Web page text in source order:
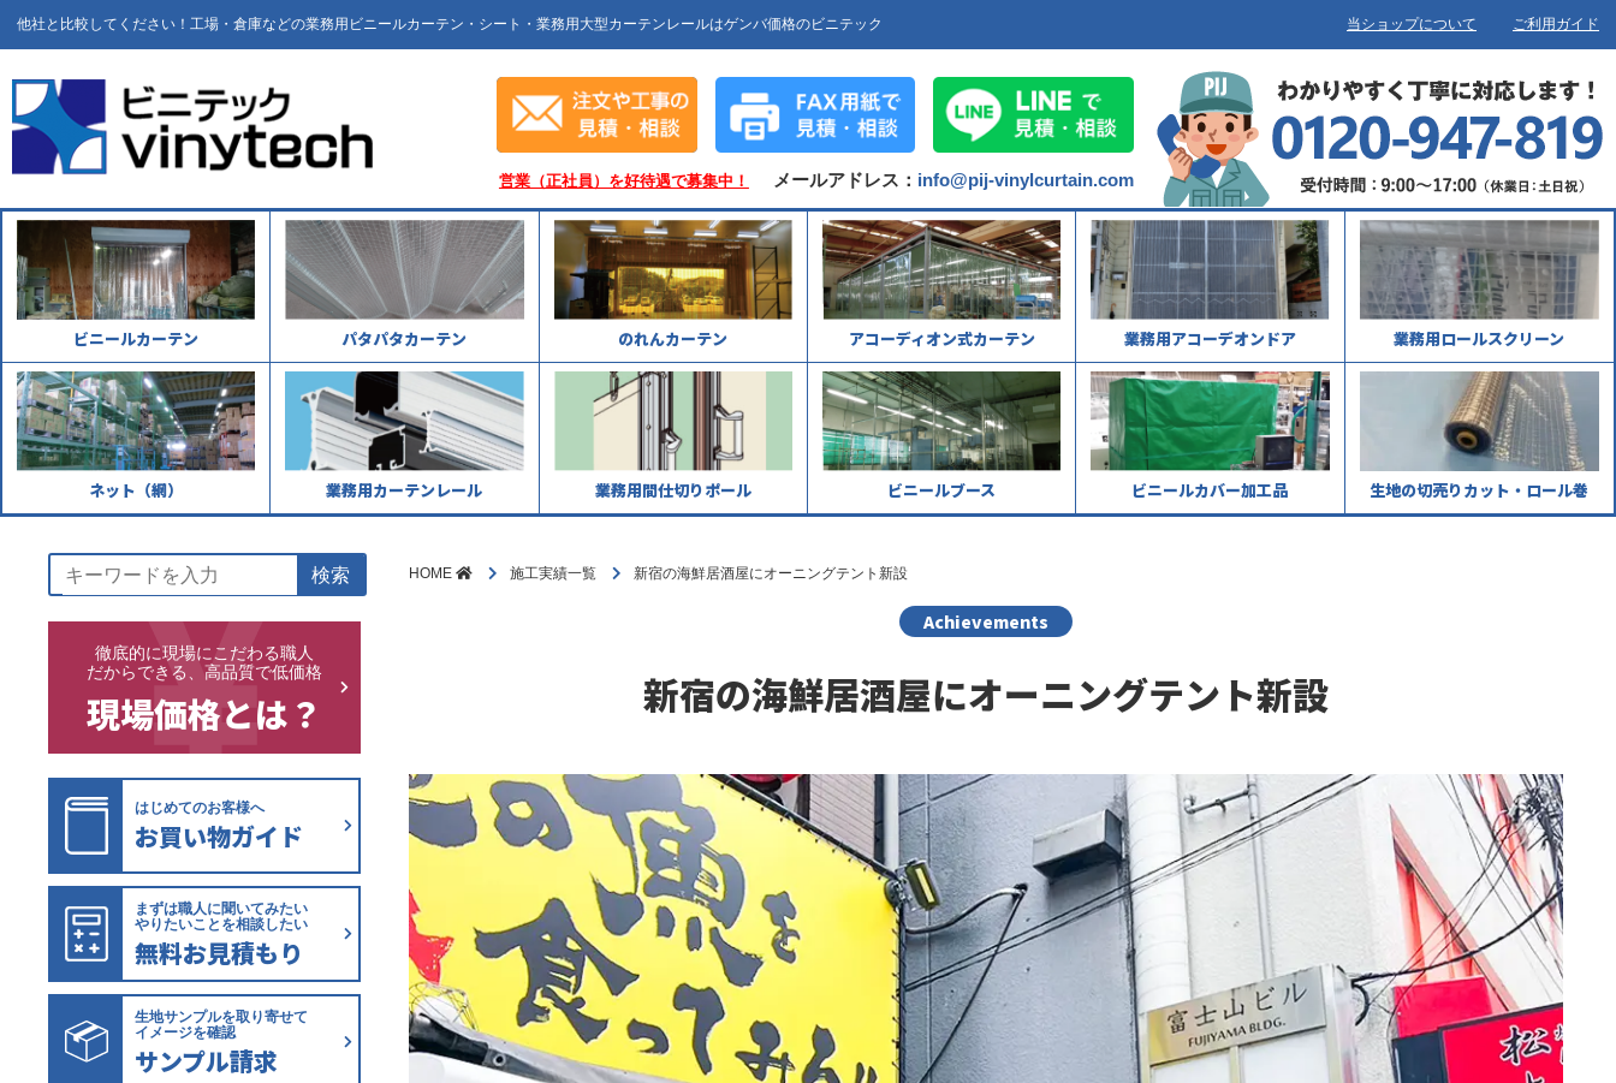
他社と比較してください！工場・倉庫などの業務用ビニールカーテン・シート・業務用大型カーテンレールはゲンバ価格のビニテック 当ショップについて ご利用ガイド
営業（正社員）を好待遇で募集中！ メールアドレス： info@pij-vinylcurtain.com
ビニールカーテン パタパタカーテン のれんカーテン アコーディオン式カーテン 業務用アコーデオンドア 業務用ロールスクリーン
ネット（網） 業務用カーテンレール 業務用間仕切りポール ビニールブース ビニールカバー加工品 生地の切売りカット・ロール巻
検索
徹底的に現場にこだわる職人
だからできる、高品質で低価格
現場価格とは？
はじめてのお客様へ
お買い物ガイド
まずは職人に聞いてみたい
やりたいことを相談したい
無料お見積もり
生地サンプルを取り寄せて
イメージを確認
サンプル請求
HOME 施工実績一覧 新宿の海鮮居酒屋にオーニングテント新設
Achievements
新宿の海鮮居酒屋にオーニングテント新設